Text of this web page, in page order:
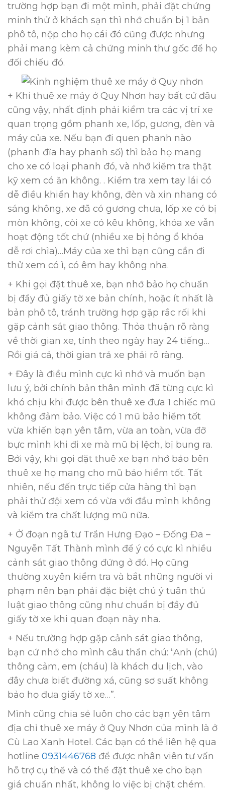
trường hợp bạn đi một mình, phải đặt chứng
minh thử ở khách sạn thì nhớ chuẩn bị 1 bản
phô tô, nộp cho họ cái đó cũng được nhưng
phải mang kèm cả chứng minh thư gốc để họ
đối chiếu đó.
+ Khi thuê xe máy ở Quy Nhơn hay bất cứ đâu
cũng vậy, nhất định phải kiểm tra các vị trí xe
quan trọng gồm phanh xe, lốp, gương, đèn và
máy của xe. Nếu bạn đi quen phanh nào
(phanh đĩa hay phanh số) thì bảo họ mang
cho xe có loại phanh đó, và nhớ kiểm tra thật
kỹ xem có ăn không. . Kiểm tra xem tay lái có
dễ điều khiển hay không, đèn và xin nhang có
sáng không, xe đã có gương chưa, lốp xe có bị
mòn không, còi xe có kêu không, khóa xe vẫn
hoạt động tốt chứ (nhiều xe bị hỏng ổ khóa
dễ rơi chìa)…Máy của xe thì bạn cũng cần đi
thử xem có ì, có êm hay không nha.
+ Khi gọi đặt thuê xe, bạn nhớ bảo họ chuẩn
bị đầy đủ giấy tờ xe bản chính, hoặc ít nhất là
bản phô tô, tránh trường hợp gặp rắc rối khi
gặp cảnh sát giao thông. Thỏa thuận rõ ràng
về thời gian xe, tính theo ngày hay 24 tiếng…
Rồi giá cả, thời gian trả xe phải rõ ràng.
+ Đây là điều mình cực kì nhớ và muốn bạn
lưu ý, bởi chính bản thân mình đã từng cực kì
khó chịu khi được bên thuê xe đưa 1 chiếc mũ
không đảm bảo. Việc có 1 mũ bảo hiểm tốt
vừa khiến bạn yên tâm, vừa an toàn, vừa đỡ
bực mình khi đi xe mà mũ bị lệch, bị bung ra.
Bởi vậy, khi gọi đặt thuê xe bạn nhớ bảo bên
thuê xe họ mang cho mũ bảo hiểm tốt. Tất
nhiên, nếu đến trực tiếp cửa hàng thì bạn
phải thử đội xem có vừa với đầu mình không
và kiểm tra chất lượng mũ nữa.
+ Ở đoạn ngã tư Trần Hưng Đạo – Đống Đa –
Nguyễn Tất Thành mình để ý có cực kì nhiều
cảnh sát giao thông đứng ở đó. Họ cũng
thường xuyên kiểm tra và bắt những người vi
phạm nên bạn phải đặc biệt chú ý tuân thủ
luật giao thông cũng như chuẩn bị đầy đủ
giấy tờ xe khi quan đoạn này nha.
+ Nếu trường hợp gặp cảnh sát giao thông,
bạn cứ nhớ cho mình câu thần chú: “Anh (chú)
thông cảm, em (cháu) là khách du lịch, vào
đây chưa biết đường xá, cũng sơ suất không
bảo họ đưa giấy tờ xe…”.
Mình cũng chia sẻ luôn cho các bạn yên tâm
địa chỉ thuê xe máy ở Quy Nhơn của mình là ở
Cù Lao Xanh Hotel. Các bạn có thể liên hệ qua
hotline 0931446768 để được nhân viên tư vấn
hỗ trợ cụ thể và có thể đặt thuê xe cho bạn
giá chuẩn nhất, không lo việc bị chặt chém.